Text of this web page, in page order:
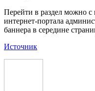
Перейти в раздел можно
интернет-портала
баннера в середине
Источник